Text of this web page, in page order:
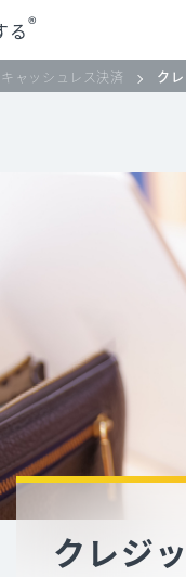
る®
キャッシュレス決済 ク
クレジ